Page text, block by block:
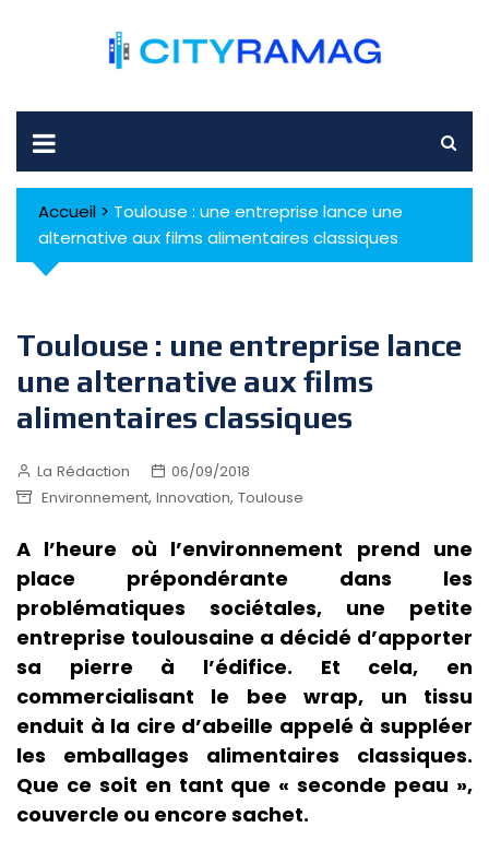
Accueil > Toulouse : une entreprise lance une
alternative aux films alimentaires classiques
Toulouse : une entreprise lance
une alternative aux films
alimentaires classiques
La Rédaction
06/09/2018
Environnement, Innovation, Toulouse
A l’heure où l’environnement prend une
place prépondérante dans les
problématiques sociétales, une petite
entreprise toulousaine a décidé d’apporter
sa pierre à l’édifice. Et cela, en
commercialisant le bee wrap, un tissu
enduit à la cire d’abeille appelé à suppléer
les emballages alimentaires classiques.
Que ce soit en tant que « seconde peau »,
couvercle ou encore sachet.